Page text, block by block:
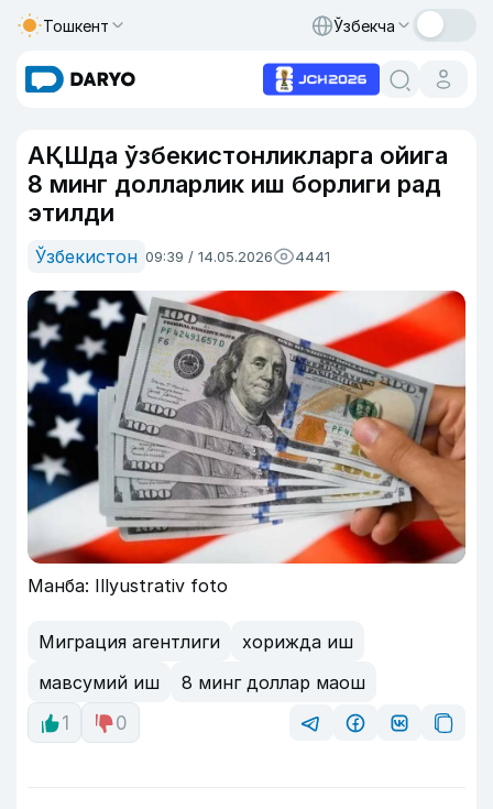
Тошкент Ўзбекча
АҚШда ўзбекистонликларга ойига
8 минг долларлик иш борлиги рад
этилди
Ўзбекистон 09:39 / 14.05.2026 4441
Манба: Illyustrativ foto
Миграция агентлиги
хорижда иш
мавсумий иш
8 минг доллар маош
1
0